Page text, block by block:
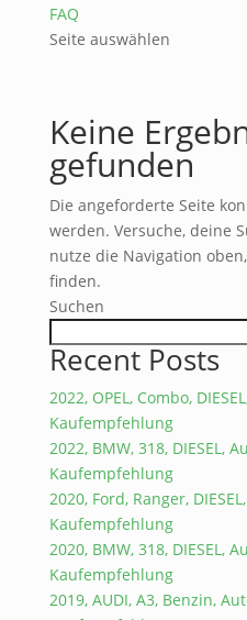
FAQ
Seite auswählen
Keine
gefunden
Die angeforderte Seite
werden. Versuche, deine
nutze die Navigation
finden.
Suchen
Recent Posts
2022, OPEL, Combo,
Kaufempfehlung
2022, BMW, 318, DIESEL,
Kaufempfehlung
2020, Ford, Ranger,
Kaufempfehlung
2020, BMW, 318, DIESEL,
Kaufempfehlung
2019, AUDI, A3, Benzin,